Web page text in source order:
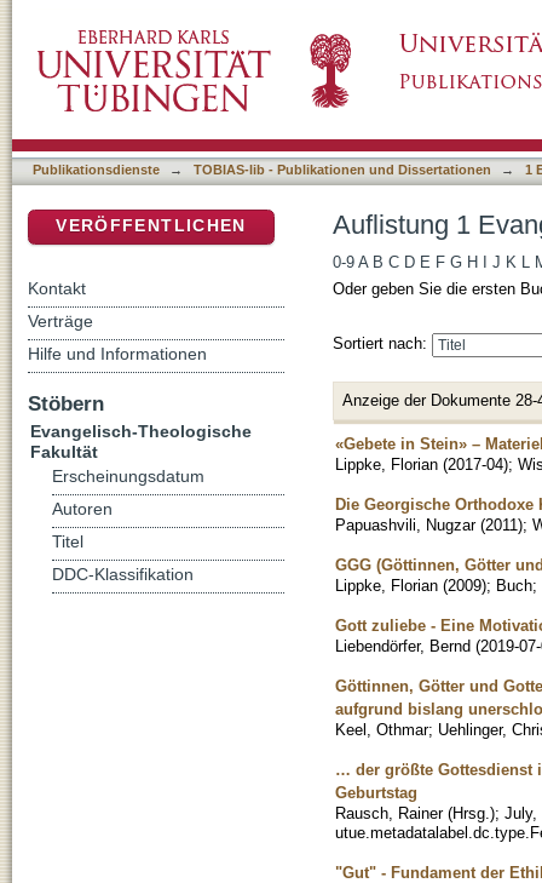
Publikationsdienste → TOBIAS-lib - Publikationen und Dissertationen → 1
Auflistung 1
0-9 A B C D E F G H J K L
Oder geben Sie die ersten
Sortiert nach:
Anzeige der Dokumente 28-
«Gebete in Stein» –
Lippke, Florian (2017-04);
Die Georgische
Papuashvili, Nugzar (2011);
GGG (Göttinnen, Götter
Lippke, Florian (2009); Buch;
Gott zuliebe - Eine
Liebendörfer, Bernd (2019-
Göttinnen, Götter und
aufgrund bislang
Keel, Othmar; Uehlinger,
… der größte Gottesdienst
Geburtstag
Rausch, Rainer (Hrsg.); July,
"Gut" - Fundament der
VERÖFFENTLICHEN
Kontakt
Verträge
Hilfe und Informationen
Stöbern
Evangelisch-Theologische
Fakultät
Erscheinungsdatum
Autoren
Titel
DDC-Klassifikation